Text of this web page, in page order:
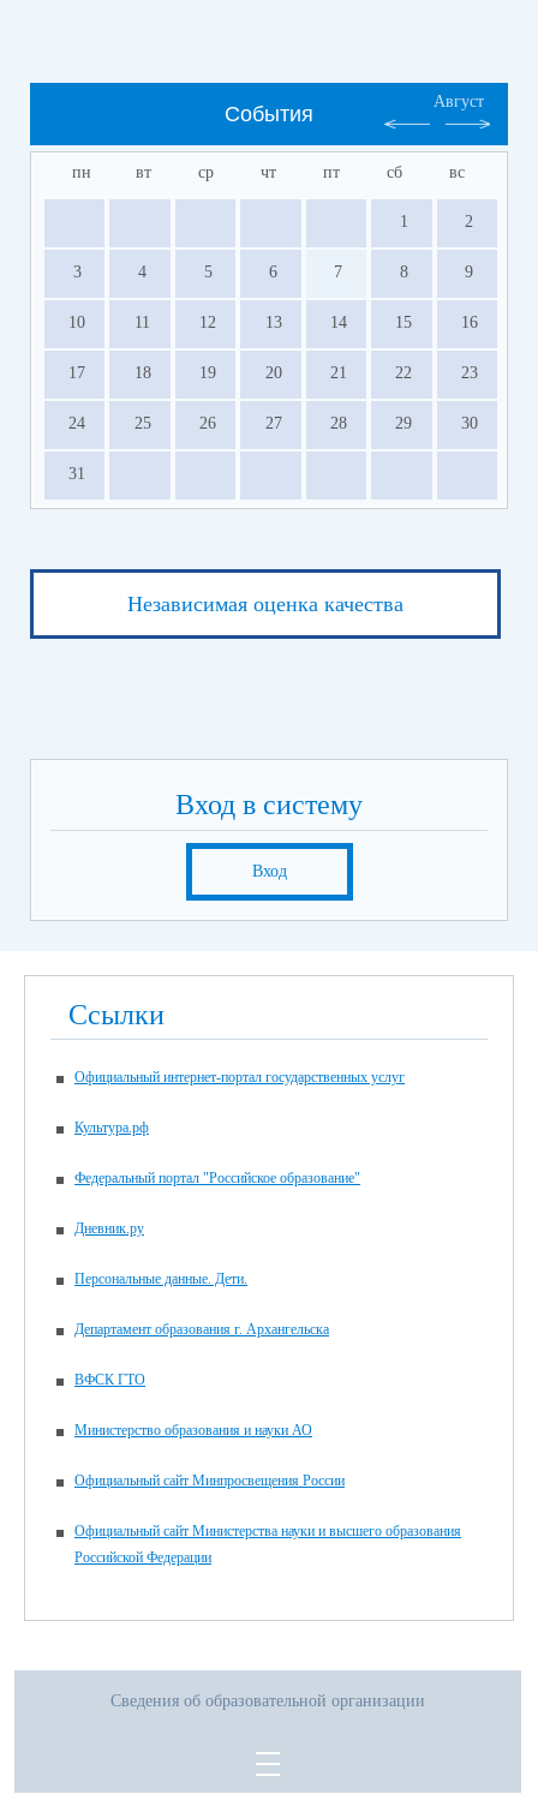
События
Август
пн вт ср чт пт сб вс
1 2
3 4 5 6 7 8 9
10 11 12 13 14 15 16
17 18 19 20 21 22 23
24 25 26 27 28 29 30
31
Независимая оценка качества
Вход в систему
Вход
Ссылки
Официальный интернет-портал государственных услуг
Культура.рф
Федеральный портал "Российское образование"
Дневник.ру
Персональные данные. Дети.
Департамент образования г. Архангельска
ВФСК ГТО
Министерство образования и науки АО
Официальный сайт Минпросвещения России
Официальный сайт Министерства науки и высшего образования
Российской Федерации
Сведения об образовательной организации